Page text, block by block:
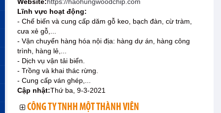
Lĩnh vực hoạt động:
- Chế biến và cung cấp dăm gỗ keo, bạch đàn, cừ tràm,
cưa xẻ gỗ,...
- Vận chuyển hàng hóa nội địa: hàng dự án, hàng công
trình, hàng lẻ,...
- Dịch vụ vận tải biển.
- Trồng và khai thác rừng.
- Cung cấp ván ghép,...
Cập nhật:Thứ ba, 9-3-2021
CÔNG TY TNHH MỘT THÀNH VIÊN